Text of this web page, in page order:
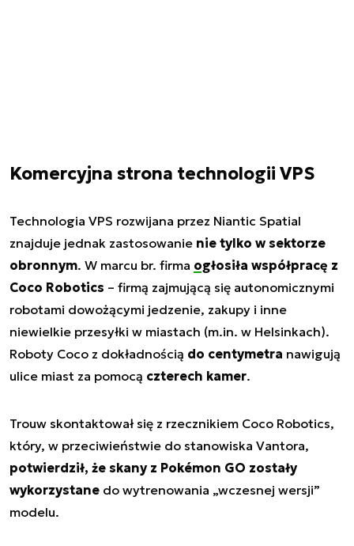
Komercyjna strona technologii VPS
Technologia VPS rozwijana przez Niantic Spatial
znajduje jednak zastosowanie nie tylko w sektorze
obronnym. W marcu br. firma ogłosiła współpracę z
Coco Robotics – firmą zajmującą się autonomicznymi
robotami dowożącymi jedzenie, zakupy i inne
niewielkie przesyłki w miastach (m.in. w Helsinkach).
Roboty Coco z dokładnością do centymetra nawigują
ulice miast za pomocą czterech kamer.
Trouw skontaktował się z rzecznikiem Coco Robotics,
który, w przeciwieństwie do stanowiska Vantora,
potwierdził, że skany z Pokémon GO zostały
wykorzystane do wytrenowania „wczesnej wersji”
modelu.